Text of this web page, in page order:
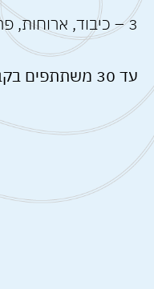
3 – כיבוד, ארוחות, פריסת שטח
עד 30 משתתפים בקבוצה. מינימום 10 משתתפים.